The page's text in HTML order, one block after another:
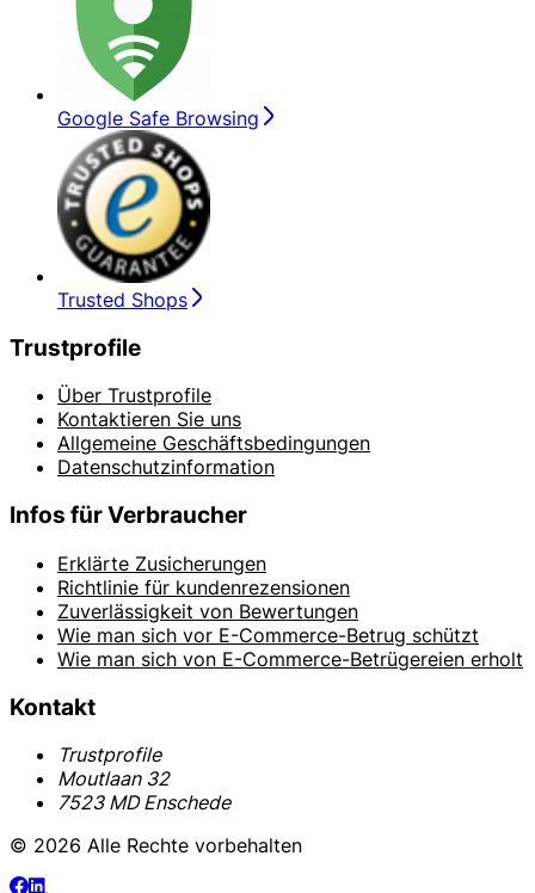
Google Safe Browsing
Trusted Shops
Trustprofile
Über Trustprofile
Kontaktieren Sie uns
Allgemeine Geschäftsbedingungen
Datenschutzinformation
Infos für Verbraucher
Erklärte Zusicherungen
Richtlinie für kundenrezensionen
Zuverlässigkeit von Bewertungen
Wie man sich vor E-Commerce-Betrug schützt
Wie man sich von E-Commerce-Betrügereien erholt
Kontakt
Trustprofile
Moutlaan 32
7523 MD Enschede
© 2026 Alle Rechte vorbehalten